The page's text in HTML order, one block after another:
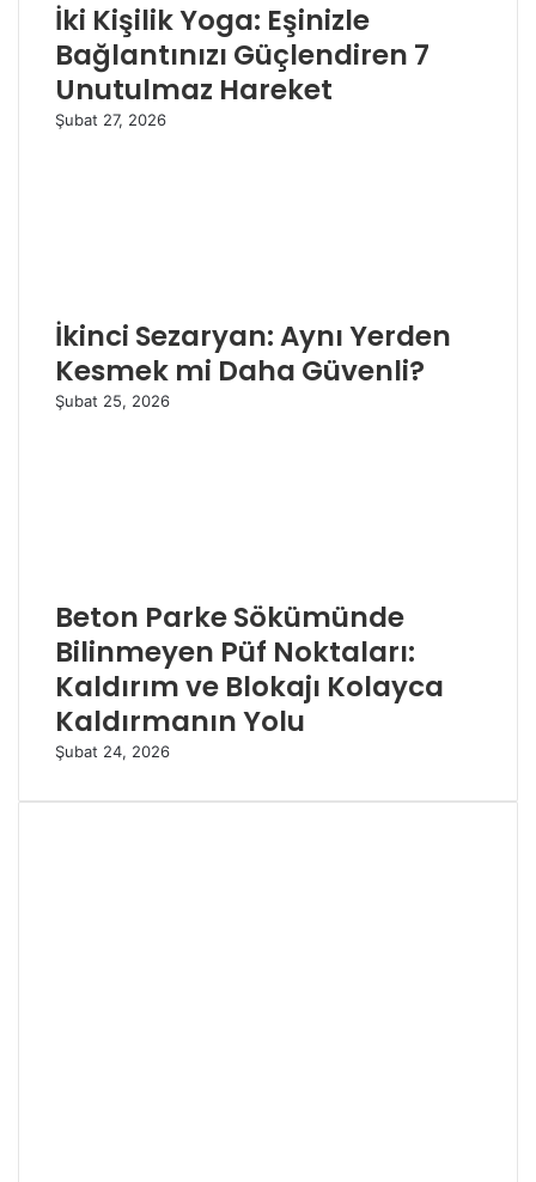
İki Kişilik Yoga: Eşinizle
Bağlantınızı Güçlendiren 7
Unutulmaz Hareket
Şubat 27, 2026
İkinci Sezaryan: Aynı Yerden
Kesmek mi Daha Güvenli?
Şubat 25, 2026
Beton Parke Sökümünde
Bilinmeyen Püf Noktaları:
Kaldırım ve Blokajı Kolayca
Kaldırmanın Yolu
Şubat 24, 2026